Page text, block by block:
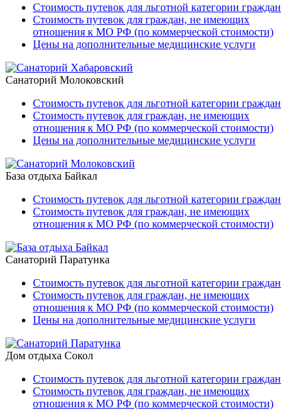
Стоимость путевок для льготной категории граждан
Стоимость путевок для граждан, не имеющих
отношения к МО РФ (по коммерческой стоимости)
Цены на дополнительные медицинские услуги
Санаторий Молоковский
Стоимость путевок для льготной категории граждан
Стоимость путевок для граждан, не имеющих
отношения к МО РФ (по коммерческой стоимости)
Цены на дополнительные медицинские услуги
База отдыха Байкал
Стоимость путевок для льготной категории граждан
Стоимость путевок для граждан, не имеющих
отношения к МО РФ (по коммерческой стоимости)
Санаторий Паратунка
Стоимость путевок для льготной категории граждан
Стоимость путевок для граждан, не имеющих
отношения к МО РФ (по коммерческой стоимости)
Цены на дополнительные медицинские услуги
Дом отдыха Сокол
Стоимость путевок для льготной категории граждан
Стоимость путевок для граждан, не имеющих
отношения к МО РФ (по коммерческой стоимости)